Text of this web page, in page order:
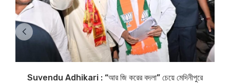
Suvendu Adhikari : “আর জি করের বদলা” চেয়ে মেদিনীপুরে